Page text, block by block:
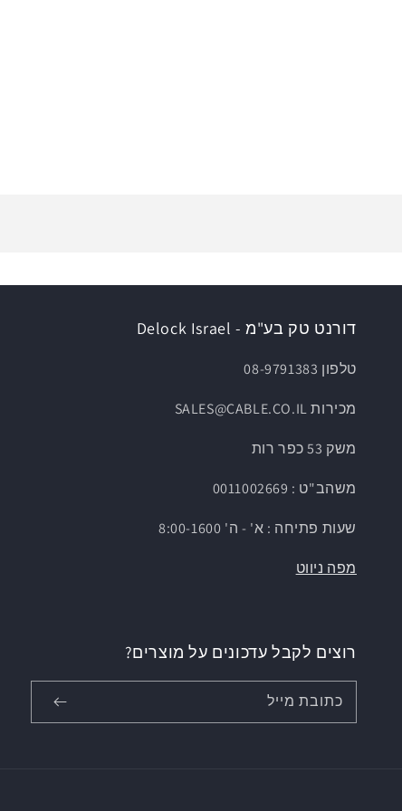
דורנט טק בע"מ - Delock Israel
טלפון 08-9791383
מכירות SALES@CABLE.CO.IL
משק 53 כפר רות
משהב"ט : 0011002669
שעות פתיחה : א' - ה' 8:00-1600
מפה ניווט
רוצים לקבל עדכונים על מוצרים?
כתובת מייל